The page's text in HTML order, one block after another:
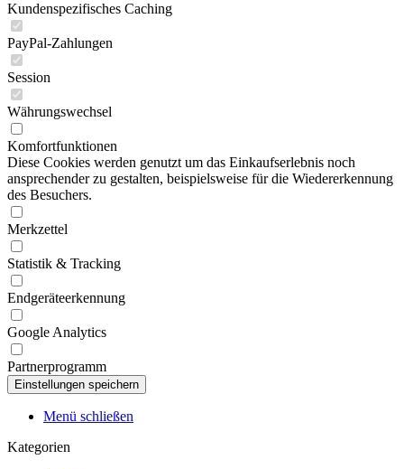
Kundenspezifisches Caching
PayPal-Zahlungen
Session
Währungswechsel
Komfortfunktionen
Diese Cookies werden genutzt um das Einkaufserlebnis noch
ansprechender zu gestalten, beispielsweise für die Wiedererkennung
des Besuchers.
Merkzettel
Statistik & Tracking
Endgeräteerkennung
Google Analytics
Partnerprogramm
Menü schließen
Kategorien